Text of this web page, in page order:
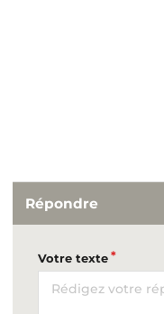
Répondre
Votre texte